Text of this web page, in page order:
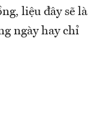
liệu đây sẽ là
ngày hay chỉ